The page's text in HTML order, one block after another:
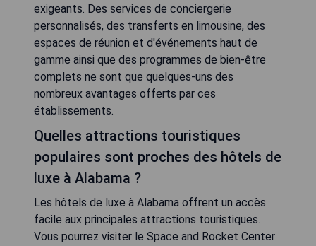
exigeants. Des services de conciergerie
personnalisés, des transferts en limousine, des
espaces de réunion et d'événements haut de
gamme ainsi que des programmes de bien-être
complets ne sont que quelques-uns des
nombreux avantages offerts par ces
établissements.
Quelles attractions touristiques
populaires sont proches des hôtels de
luxe à Alabama ?
Les hôtels de luxe à Alabama offrent un accès
facile aux principales attractions touristiques.
Vous pourrez visiter le Space and Rocket Center